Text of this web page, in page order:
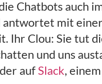
Chatbots auch
mit
Ihr Clou: Sie tut
und uns
auf Slack,